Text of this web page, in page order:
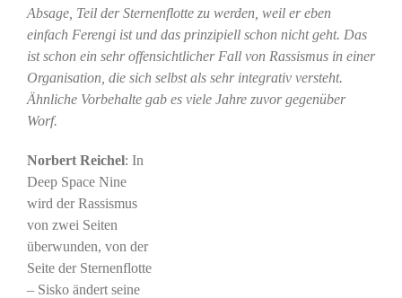
Absage, Teil der Sternenflotte zu werden, weil er eben
einfach Ferengi ist und das prinzipiell schon nicht geht. Das
ist schon ein sehr offensichtlicher Fall von Rassismus in einer
Organisation, die sich selbst als sehr integrativ versteht.
Ähnliche Vorbehalte gab es viele Jahre zuvor gegenüber
Worf.
Norbert Reichel: In
Deep Space Nine
wird der Rassismus
von zwei Seiten
überwunden, von der
Seite der Sternenflotte
– Sisko ändert seine